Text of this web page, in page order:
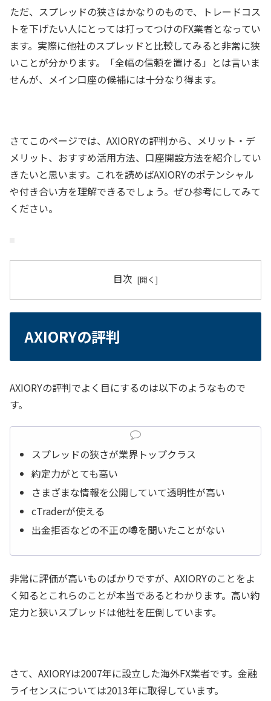
ただ、スプレッドの狭さはかなりのもので、トレードコス
トを下げたい人にとっては打ってつけのFX業者となってい
ます。実際に他社のスプレッドと比較してみると非常に狭
いことが分かります。「全幅の信頼を置ける」とは言いま
せんが、メイン口座の候補には十分なり得ます。
さてこのページでは、AXIORYの評判から、メリット・デ
メリット、おすすめ活用方法、口座開設方法を紹介してい
きたいと思います。これを読めばAXIORYのポテンシャル
や付き合い方を理解できるでしょう。ぜひ参考にしてみて
ください。
目次
AXIORYの評判
AXIORYの評判でよく目にするのは以下のようなもので
す。
スプレッドの狭さが業界トップクラス
約定力がとても高い
さまざまな情報を公開していて透明性が高い
cTraderが使える
出金拒否などの不正の噂を聞いたことがない
非常に評価が高いものばかりですが、AXIORYのことをよ
く知るとこれらのことが本当であるとわかります。高い約
定力と狭いスプレッドは他社を圧倒しています。
さて、AXIORYは2007年に設立した海外FX業者です。金融
ライセンスについては2013年に取得しています。